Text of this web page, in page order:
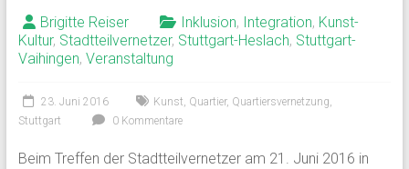
Brigitte Reiser Inklusion, Integration, Kunst-
Kultur, Stadtteilvernetzer, Stuttgart-Heslach, Stuttgart-
Vaihingen, Veranstaltung
23. Juni 2016 Kunst, Quartier, Quartiersvernetzung,
Stuttgart
0 Kommentare
Beim Treffen der Stadtteilvernetzer am 21. Juni 2016 in